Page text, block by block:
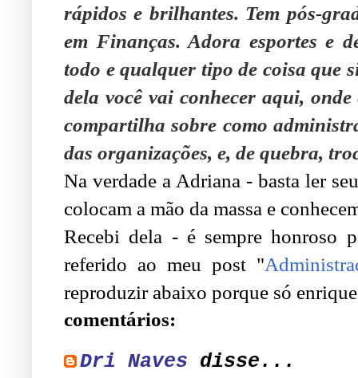
rápidos e brilhantes. Tem pós-
em Finanças. Adora esportes e
todo e qualquer tipo de coisa que
dela você vai conhecer aqui,
compartilha sobre como
das organizações, e, de quebra,
Na verdade a Adriana - basta ler
colocam a mão da massa e
Recebi dela - é sempre honroso
referido ao meu post "
reproduzir abaixo porque só
comentários:
Dri Naves disse...